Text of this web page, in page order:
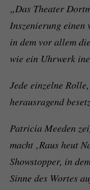
„Das Theater
Inszenierung einen
in dem vor allem
wie ein Uhrwerk
Jede einzelne
herausragend
Patricia Meeden
macht ‚Raus heut
Showstopper, in
Sinne des Wortes